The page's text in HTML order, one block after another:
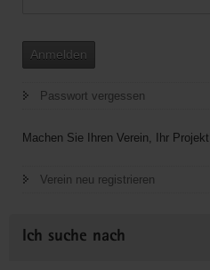
Anmelden
Passwort vergessen
Machen Sie Ihren Verein, Ihr
Verein neu registrieren
Ich suche nach